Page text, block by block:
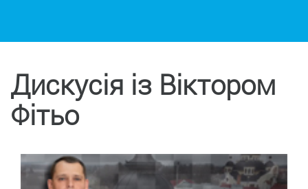
Дискусія із Віктором
Фітьо